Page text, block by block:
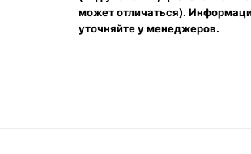
может отличаться).
уточняйте у менеджеров.